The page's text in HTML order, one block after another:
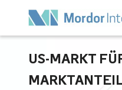
US-MARKT